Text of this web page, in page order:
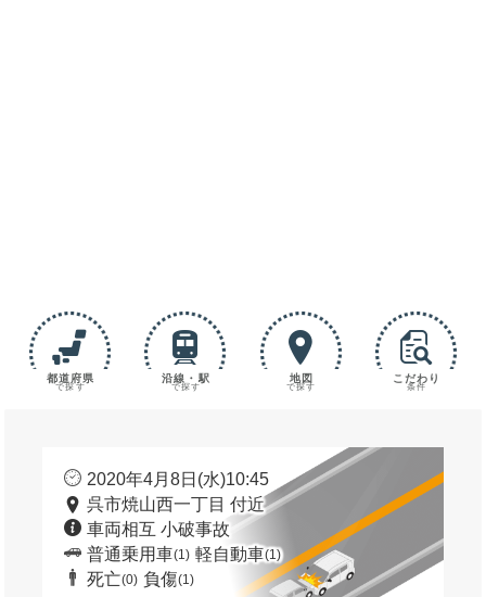
都道府県
で探す
沿線・駅
で探す
地図
で探す
こだわり
条件
2020年4月8日(水)10:45
呉市焼山西一丁目 付近
車両相互 小破事故
普通乗用車(1) 軽自動車(1)
死亡(0) 負傷(1)